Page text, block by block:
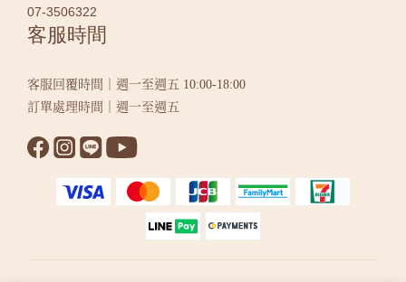
07-3506322
客服時間
客服回覆時間｜週一至週五 10:00-18:00
訂單處理時間｜週一至週五